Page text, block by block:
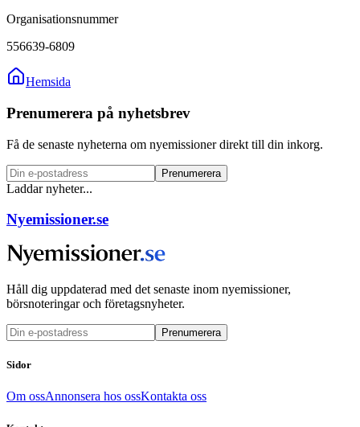
Organisationsnummer
556639-6809
Hemsida
Prenumerera på nyhetsbrev
Få de senaste nyheterna om nyemissioner direkt till din inkorg.
Prenumerera
Laddar nyheter...
Nyemissioner.se
Håll dig uppdaterad med det senaste inom nyemissioner,
börsnoteringar och företagsnyheter.
Prenumerera
Sidor
Om ossAnnonsera hos ossKontakta oss